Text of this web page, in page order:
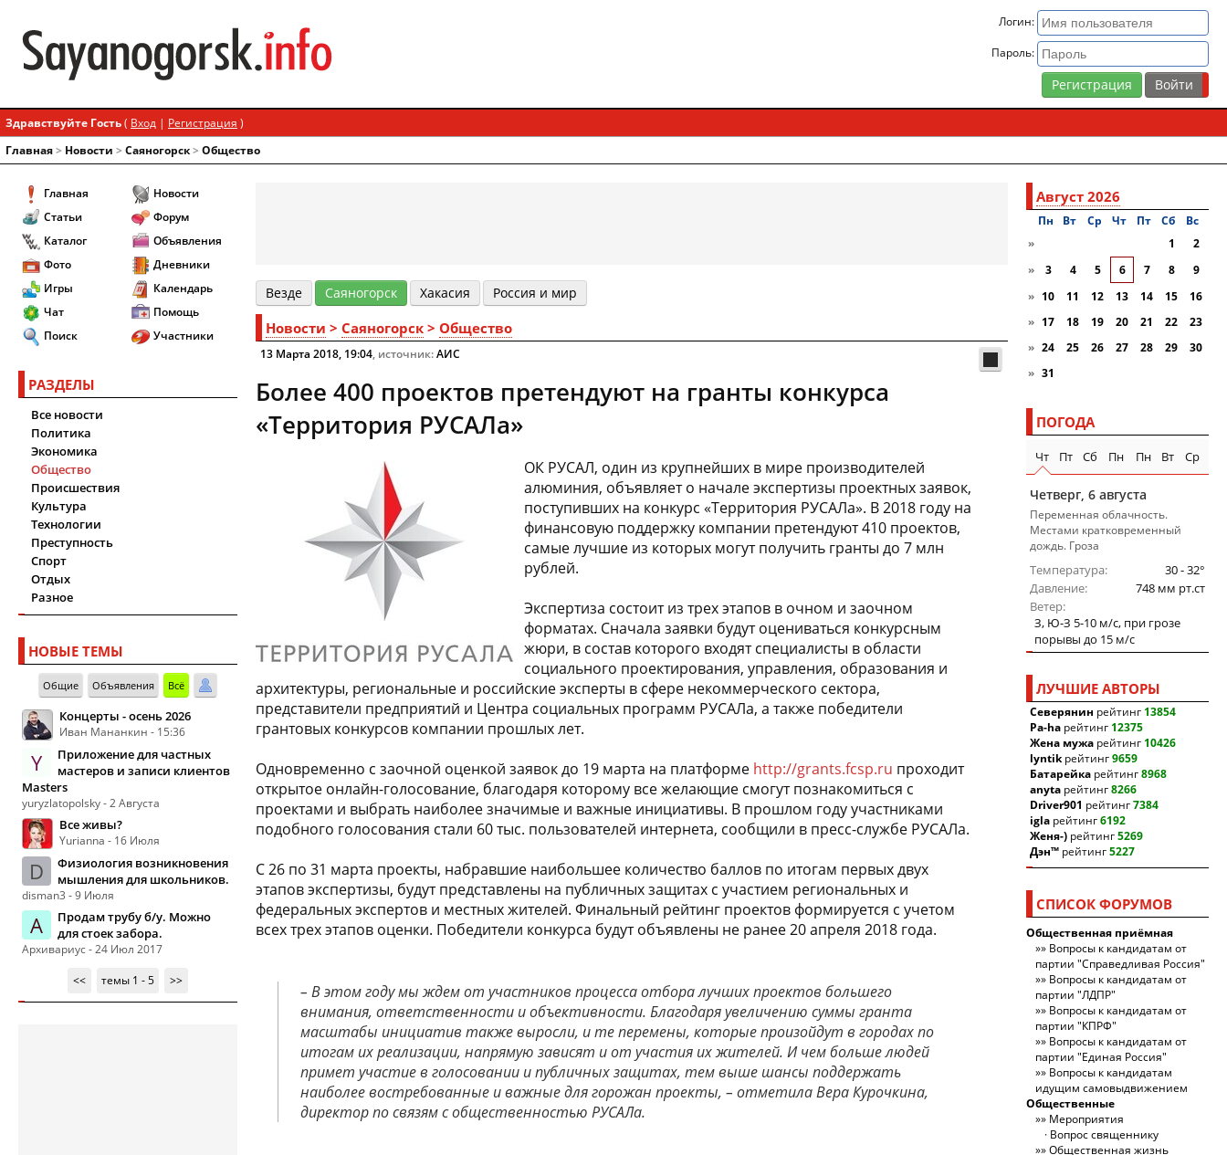
Логин:
Пароль:
Регистрация
Здравствуйте Гость( Вход | Регистрация )
Главная> Новости > Cаяногорск> Общество
Главная
Статьи
Каталог
Фото
Игры
Чат
Поиск
Новости
Форум
Объявления
Дневники
Календарь
Помощь
Участники
РАЗДЕЛЫ
Все новости
Политика
Экономика
Общество
Происшествия
Культура
Технологии
Преступность
Спорт
Отдых
Разное
НОВЫЕ ТЕМЫ
Общие Объявления Всё
Концерты - осень 2026
Иван Мананкин - 15:36
Y
Приложение для частных
мастеров и записи клиентов
Masters
yuryzlatopolsky - 2 Августа
Все живы?
Yurianna - 16 Июля
D
Физиология возникновения
мышления для школьников.
disman3 - 9 Июля
А
Продам трубу б/у. Можно
для стоек забора.
Архивариус - 24 Июл 2017
<<
темы 1 - 5 >>
Везде Cаяногорск Хакасия Россия и мир
Новости > Cаяногорск > Общество
13 Марта 2018, 19:04, источник:АИС
Более 400 проектов претендуют на гранты конкурса
«Территория РУСАЛа»
ОК РУСАЛ, один из крупнейших в мире производителей
алюминия, объявляет о начале экспертизы проектных заявок,
поступивших на конкурс «Территория РУСАЛа». В 2018 году на
финансовую поддержку компании претендуют 410 проектов,
самые лучшие из которых могут получить гранты до 7 млн
рублей.
Экспертиза состоит из трех этапов в очном и заочном
форматах. Сначала заявки будут оцениваться конкурсным
жюри, в состав которого входят специалисты в области
социального проектирования, управления, образования и
архитектуры, региональные и российские эксперты в сфере некоммерческого сектора,
представители предприятий и Центра социальных программ РУСАЛа, а также победители
грантовых конкурсов компании прошлых лет.
Одновременно с заочной оценкой заявок до 19 марта на платформе http://grants.fcsp.ru проходит
открытое онлайн-голосование, благодаря которому все желающие смогут познакомиться с
проектами и выбрать наиболее значимые и важные инициативы. В прошлом году участниками
подобного голосования стали 60 тыс. пользователей интернета, сообщили в пресс-службе РУСАЛа.
С 26 по 31 марта проекты, набравшие наибольшее количество баллов по итогам первых двух
этапов экспертизы, будут представлены на публичных защитах с участием региональных и
федеральных экспертов и местных жителей. Финальный рейтинг проектов формируется с учетом
всех трех этапов оценки. Победители конкурса будут объявлены не ранее 20 апреля 2018 года.
– В этом году мы ждем от участников процесса отбора лучших проектов большего
внимания, ответственности и объективности. Благодаря увеличению суммы гранта
масштабы инициатив также выросли, и те перемены, которые произойдут в городах по
итогам их реализации, напрямую зависят и от участия их жителей. И чем больше людей
примет участие в голосовании и публичных защитах, тем выше шансы поддержать
наиболее востребованные и важные для горожан проекты, – отметила Вера Курочкина,
директор по связям с общественностью РУСАЛа.
Август 2026
Пн Вт Ср Чт Пт Сб
Вc
»
1
2
»
3 4 5 6 7 8
9
» 10 11 12 13 14 15
16
» 17 18 19 20 21 22
23
» 24 25 26 27 28 29
30
» 31
ПОГОДА
Чт Пт Сб Пн Пн Вт Ср
Четверг, 6 августа
Переменная облачность.
Местами кратковременный
дождь. Гроза
Температура
30 - 32°
Давление
748 мм рт.ст
Ветер
З, Ю-З 5-10 м/c, при грозе
порывы до 15 м/c
ЛУЧШИЕ АВТОРЫ
Северянин рейтинг 13854
Pa-ha рейтинг 12375
Жена мужа рейтинг 10426
lyntikрейтинг9659
Батарейка рейтинг8968
anyta рейтинг8266
Driver901 рейтинг7384
igla рейтинг6192
Женя-) рейтинг5269
Дэн™ рейтинг5227
СПИСОК ФОРУМОВ
Общественная приёмная
Вопросы к кандидатам от
партии "Справедливая Россия"
Вопросы к кандидатам от
партии "ЛДПР"
Вопросы к кандидатам от
партии "КПРФ"
Вопросы к кандидатам от
партии "Единая Россия"
Вопросы к кандидатам
идущим самовыдвижением
Общественные
Мероприятия
Вопрос священнику
Общественная жизнь